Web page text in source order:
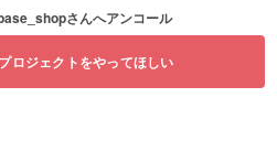
さんへアンコール
ロジェクトをやってほしい